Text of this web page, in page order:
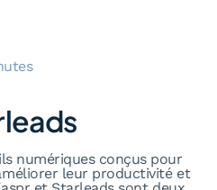
numériques conçus pour
leur productivité et